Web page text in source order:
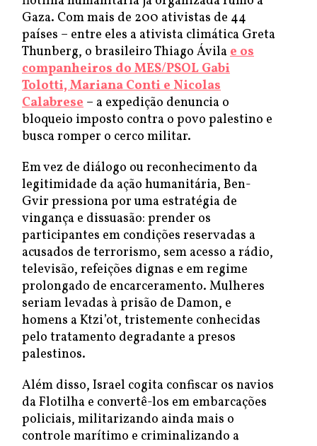
Gaza. Com mais de 200 ativistas de 44
países – entre eles a ativista climática Greta
Thunberg, o brasileiro Thiago Ávila e os
companheiros do MES/PSOL Gabi
Tolotti, Mariana Conti e Nicolas
Calabrese – a expedição denuncia o
bloqueio imposto contra o povo palestino e
busca romper o cerco militar.
Em vez de diálogo ou reconhecimento da
legitimidade da ação humanitária, Ben-
Gvir pressiona por uma estratégia de
vingança e dissuasão: prender os
participantes em condições reservadas a
acusados de terrorismo, sem acesso a rádio,
televisão, refeições dignas e em regime
prolongado de encarceramento. Mulheres
seriam levadas à prisão de Damon, e
homens a Ktzi’ot, tristemente conhecidas
pelo tratamento degradante a presos
palestinos.
Além disso, Israel cogita confiscar os navios
da Flotilha e convertê-los em embarcações
policiais, militarizando ainda mais o
controle marítimo e criminalizando a